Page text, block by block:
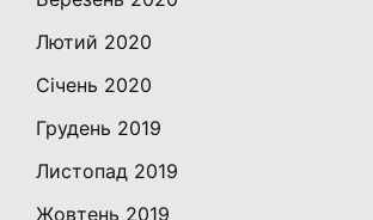
Лютий 2020
Січень 2020
Грудень 2019
Листопад 2019
Жовтень 2019